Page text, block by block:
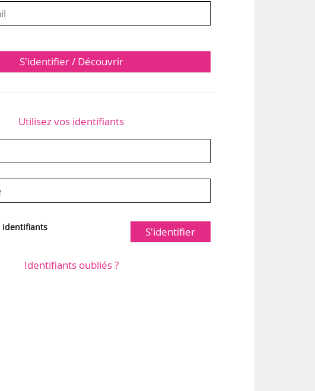
S'identifier / Découvrir
Utilisez vos identifiants
identifiants S'identifier
Identifiants oubliés ?